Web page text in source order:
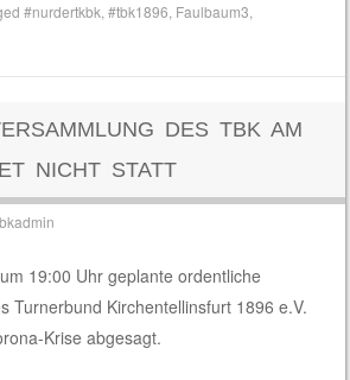
#nurdertkbk,#tbk1896, Faulbaum3,
DES TBK AM
NICHT STATT
19:00 Uhr geplante ordentliche
Turnerbund Kirchentellinsfurt 1896 e.V.
Krise abgesagt.